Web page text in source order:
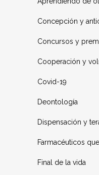
Concepción y
Concursos y
Cooperación y
Covid-19
Deontología
Dispensación y
Farmacéuticos
Final de la vida